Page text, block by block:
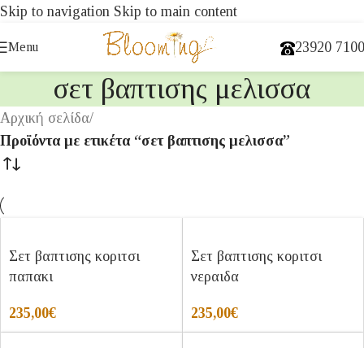
Skip to navigation Skip to main content
Menu 23920
σετ βαπτισης μελισσα
Αρχική σελίδα/
Προϊόντα με ετικέτα “σετ βαπτισης μελισσα”
Σετ βαπτισης κοριτσι
παπακι
235,00€
Σετ βαπτισης κοριτσι
νεραιδα
235,00€